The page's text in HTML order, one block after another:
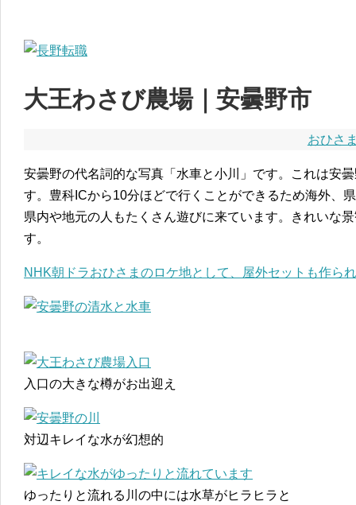
大王わさび農場｜安曇野市
おひさ
安曇野の代名詞的な写真「水車と小川」です。これは安
す。豊科ICから10分ほどで行くことができるため海外、
県内や地元の人もたくさん遊びに来ています。きれいな
す。
NHK朝ドラおひさまのロケ地として、屋外セットも作ら
入口の大きな樽がお出迎え
対辺キレイな水が幻想的
ゆったりと流れる川の中には水草がヒラヒラと